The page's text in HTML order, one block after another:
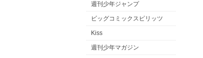
週刊少年ジャンプ
ビッグコミックスピリッツ
Kiss
週刊少年マガジン